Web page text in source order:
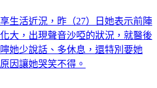
生活近況，昨（27）日她表示前陣
大，出現聲音沙啞的狀況，就醫後
她少說話、多休息，還特別要她
因讓她哭笑不得。